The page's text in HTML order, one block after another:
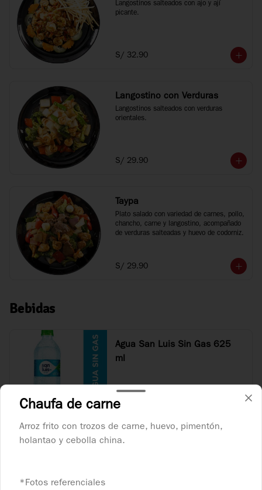
Langostinos salteados con ajo y ají
picante.
S/ 32.90
Langostino con Verduras
Langostinos salteados con verduras
orientales.
S/ 29.90
Taypa
Plato salado con variedad de carnes, pollo,
chancho, carne y langostino, acompañado
de verduras salteadas y huevo de codorniz.
S/ 29.90
Bebidas
Agua San Luis Sin Gas 625
ml
S/ 4.90
Chaufa de carne
Arroz frito con trozos de carne, huevo, pimentón,
holantao y cebolla china.
*Fotos referenciales